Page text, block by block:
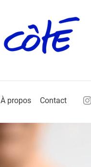
À propos Contact